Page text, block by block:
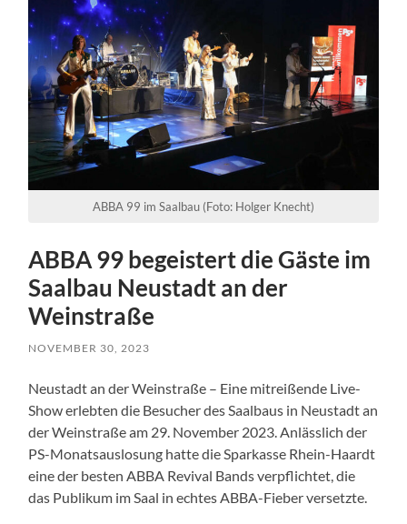
ABBA 99 im Saalbau (Foto: Holger Knecht)
ABBA 99 begeistert die Gäste im
Saalbau Neustadt an der
Weinstraße
NOVEMBER 30, 2023
Neustadt an der Weinstraße – Eine mitreißende Live-
Show erlebten die Besucher des Saalbaus in Neustadt an
der Weinstraße am 29. November 2023. Anlässlich der
PS-Monatsauslosung hatte die Sparkasse Rhein-Haardt
eine der besten ABBA Revival Bands verpflichtet, die
das Publikum im Saal in echtes ABBA-Fieber versetzte.